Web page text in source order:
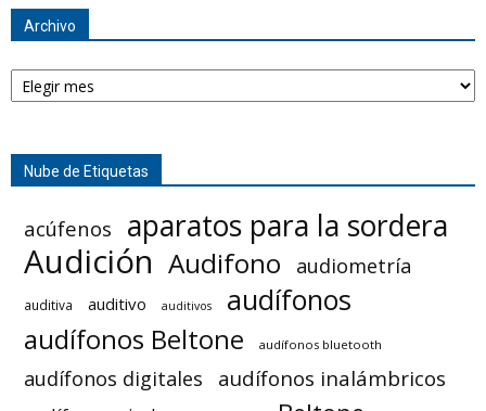
Archivo
Archivo
Nube de Etiquetas
acúfenos aparatos para la sordera
Audición Audifono audiometría
auditiva auditivo auditivos audífonos
audífonos Beltone audífonos bluetooth
audífonos digitales audífonos inalámbricos